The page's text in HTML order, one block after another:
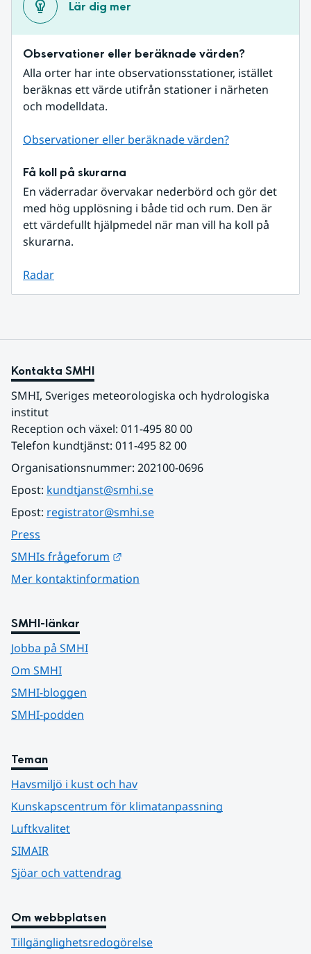
Lär dig mer
Observationer eller beräknade värden?
Alla orter har inte observationsstationer, istället
beräknas ett värde utifrån stationer i närheten
och modelldata.
Observationer eller beräknade värden?
Få koll på skurarna
En väderradar övervakar nederbörd och gör det
med hög upplösning i både tid och rum. Den är
ett värdefullt hjälpmedel när man vill ha koll på
skurarna.
Radar
Kontakta SMHI
SMHI, Sveriges meteorologiska och hydrologiska
institut
Reception och växel: 011-495 80 00
Telefon kundtjänst: 011-495 82 00
Organisationsnummer: 202100-0696
Epost: kundtjanst@smhi.se
Epost: registrator@smhi.se
Press
SMHIs frågeforum
Mer kontaktinformation
SMHI-länkar
Jobba på SMHI
Om SMHI
SMHI-bloggen
SMHI-podden
Teman
Havsmiljö i kust och hav
Kunskapscentrum för klimatanpassning
Luftkvalitet
SIMAIR
Sjöar och vattendrag
Om webbplatsen
Tillgänglighetsredogörelse